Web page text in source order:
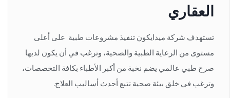
العقاري
تستهدف شركة ميدايكون تنفيذ مشروعات طبية على أعلى
مستوى من الرعاية الطبية والصحية، وترغب في أن يكون لديها
صرح طبي عالمي يضم نخبة من أكبر الأطباء بكافة التخصصات،
وترغب في خلق بيئة صحية تتبع أحدث أساليب العلاج.